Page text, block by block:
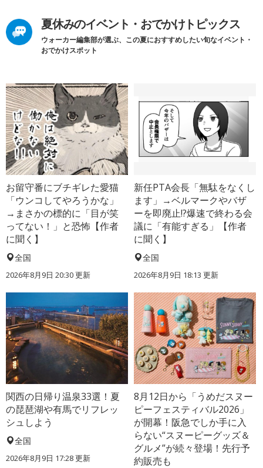
夏休みのイベント・おでかけトピックス
ウォーカー編集部が選ぶ、この夏におすすめしたい旬なイベント・
おでかけスポット
お留守番にブチギレた愛猫
「ウンコしてやろうかな」
→まさかの標的に「目が笑
ってない！」と恐怖【作者
に聞く】
全国
2026年8月9日 20:30更新
新任PTA会長「無駄をなくし
ます」→ベルマークやバザ
ーを即廃止!?爆速で終わる会
議に「有能すぎる」【作者
に聞く】
全国
2026年8月9日 18:13 更新
関西の日帰り温泉33選！夏
の琵琶湖や有馬でリフレッ
シュしよう
全国
2026年8月9日 17:28更新
8月12日から「うめだスヌー
ピーフェスティバル2026」
が開幕！阪急でしか手に入
らない“スヌーピーグッズ＆
グルメ”が続々登場！先行予
約販売も